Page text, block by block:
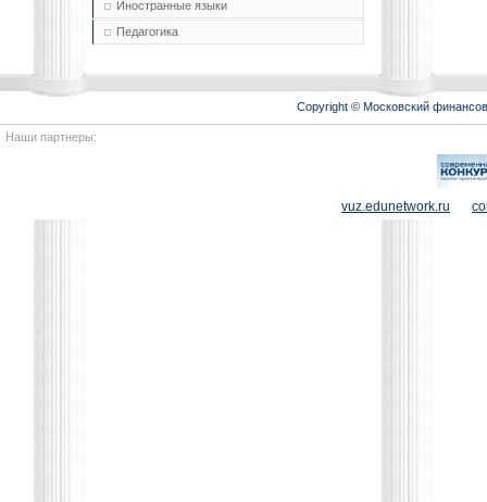
Иностранные языки
Педагогика
Copyright © Московский
Наши партнеры:
vuz.edunetwork.ru